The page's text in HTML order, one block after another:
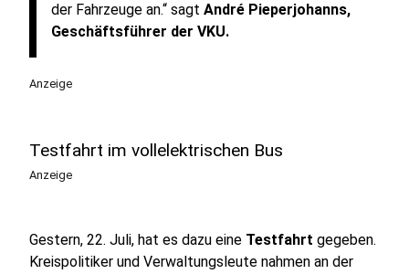
der Fahrzeuge an.“ sagt André Pieperjohanns,
Geschäftsführer der VKU.
Anzeige
Testfahrt im vollelektrischen Bus
Anzeige
Gestern, 22. Juli, hat es dazu eine Testfahrt gegeben.
Kreispolitiker und Verwaltungsleute nahmen an der